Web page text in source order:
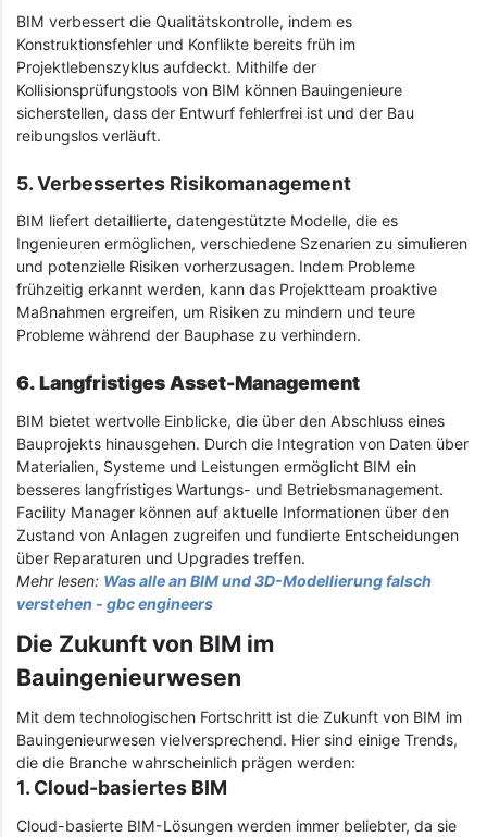
BIM verbessert die Qualitätskontrolle, indem es
Konstruktionsfehler und Konflikte bereits früh im
Projektlebenszyklus aufdeckt. Mithilfe der
Kollisionsprüfungstools von BIM können Bauingenieure
sicherstellen, dass der Entwurf fehlerfrei ist und der Bau
reibungslos verläuft.
5. Verbessertes Risikomanagement
BIM liefert detaillierte, datengestützte Modelle, die es
Ingenieuren ermöglichen, verschiedene Szenarien zu simulieren
und potenzielle Risiken vorherzusagen. Indem Probleme
frühzeitig erkannt werden, kann das Projektteam proaktive
Maßnahmen ergreifen, um Risiken zu mindern und teure
Probleme während der Bauphase zu verhindern.
6. Langfristiges Asset-Management
BIM bietet wertvolle Einblicke, die über den Abschluss eines
Bauprojekts hinausgehen. Durch die Integration von Daten über
Materialien, Systeme und Leistungen ermöglicht BIM ein
besseres langfristiges Wartungs- und Betriebsmanagement.
Facility Manager können auf aktuelle Informationen über den
Zustand von Anlagen zugreifen und fundierte Entscheidungen
über Reparaturen und Upgrades treffen.
Mehr lesen: Was alle an BIM und 3D-Modellierung falsch
verstehen - gbc engineers
Die Zukunft von BIM im
Bauingenieurwesen
Mit dem technologischen Fortschritt ist die Zukunft von BIM im
Bauingenieurwesen vielversprechend. Hier sind einige Trends,
die die Branche wahrscheinlich prägen werden:
1. Cloud-basiertes BIM
Cloud-basierte BIM-Lösungen werden immer beliebter, da sie